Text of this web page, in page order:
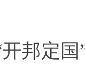
开邦定